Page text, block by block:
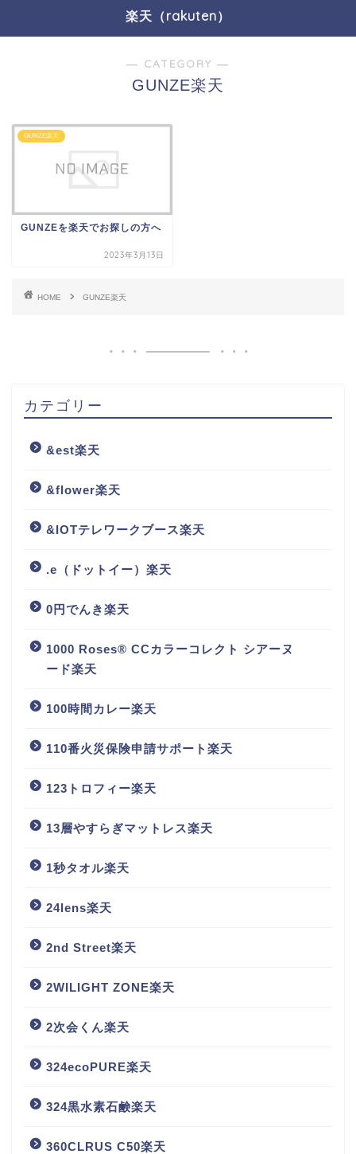
楽天（rakuten）
― CATEGORY ―
GUNZE楽天
GUNZE楽天
GUNZEを楽天でお探しの方へ
2023年3月13日
HOME GUNZE楽天
カテゴリー
&est楽天
&flower楽天
&IOTテレワークブース楽天
.e（ドットイー）楽天
0円でんき楽天
1000 Roses® CCカラーコレクト シアーヌ
ード楽天
100時間カレー楽天
110番火災保険申請サポート楽天
123トロフィー楽天
13層やすらぎマットレス楽天
1秒タオル楽天
24lens楽天
2nd Street楽天
2WILIGHT ZONE楽天
2次会くん楽天
324ecoPURE楽天
324黒水素石鹸楽天
360CLRUS C50楽天